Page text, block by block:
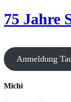
75 Jahre
Anmeldung
Michi